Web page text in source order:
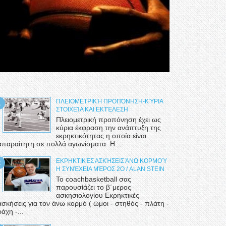
ΠΛΕΙΟΜΕΤΡΙΚΉ ΠΡΟΠΌΝΗΣΗ-ΚΎΡΙΑ
ΣΤΟΙΧΕΊΑ ΚΑΙ ΕΚΤΈΛΕΣΗ
Πλειομετρική προπόνηση έχει ως
κύρια έκφραση την ανάπτυξη της
εκρηκτικότητας η οποία είναι
σε πολλά αγωνίσματα. Η...
ΕΚΡΗΚΤΙΚΈΣ ΑΣΚΉΣΕΙΣ ΆΝΩ ΚΟΡΜΟΎ
Η ΣΥΝΈΧΕΙΑ ΜΈΡΟΣ 2Ο / ALAN STEIN
Το coachbasketball σας
παρουσίάζει το β΄μερος
ασκησιολογίου Εκρηκτικές
για τον άνω κορμό ( ώμοι - στηθός - πλάτη -
-...